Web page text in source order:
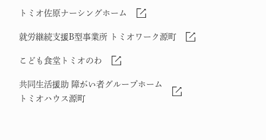
トミオ佐原ナーシングホーム
就労継続支援B型事業所 トミオワーク源町
こども食堂トミオのわ
共同生活援助 障がい者グループホーム
トミオハウス源町